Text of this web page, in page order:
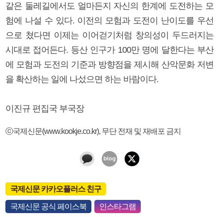
같은 둘레길에서도 얼마든지 자신의 한계에 도전하는 모
험에 나설 수 있다. 이전의 모험과 도전이 난이도를 우선
으로 쳤다면 이제는 이어걷기처럼 창의성이 두드러지는
시대로 접어든다. 등산 인구가 100만 명에 달한다는 부산
에 모험과 도전의 기준과 방향점을 제시해 산악문화 저변
을 확산하는 일에 나섰으면 하는 바람이다.
이진규 편집국 부국장
ⓒ국제신문(www.kookje.co.kr), 무단 전재 및 재배포 금지
국제신문 카카오플러스 친구
국제신문 공식 페이스북 인스타그램